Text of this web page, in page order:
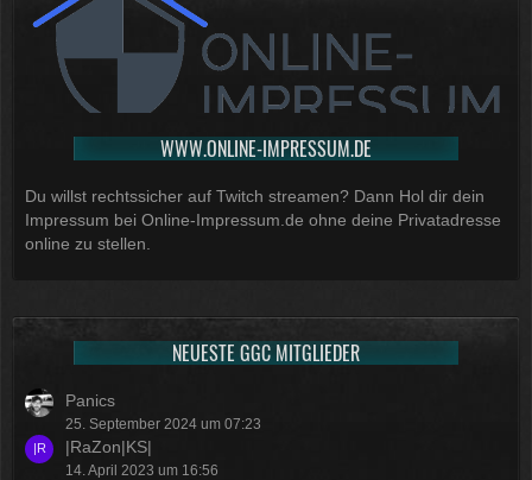
WWW.ONLINE-IMPRESSUM.DE
Du willst rechtssicher auf Twitch streamen? Dann Hol dir dein
Impressum bei Online-Impressum.de ohne deine Privatadresse
online zu stellen.
NEUESTE GGC MITGLIEDER
Panics
25. September 2024 um 07:23
|RaZon|KS|
14. April 2023 um 16:56